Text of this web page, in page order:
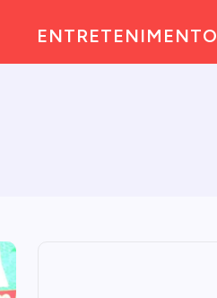
ENTRETENIMENTO